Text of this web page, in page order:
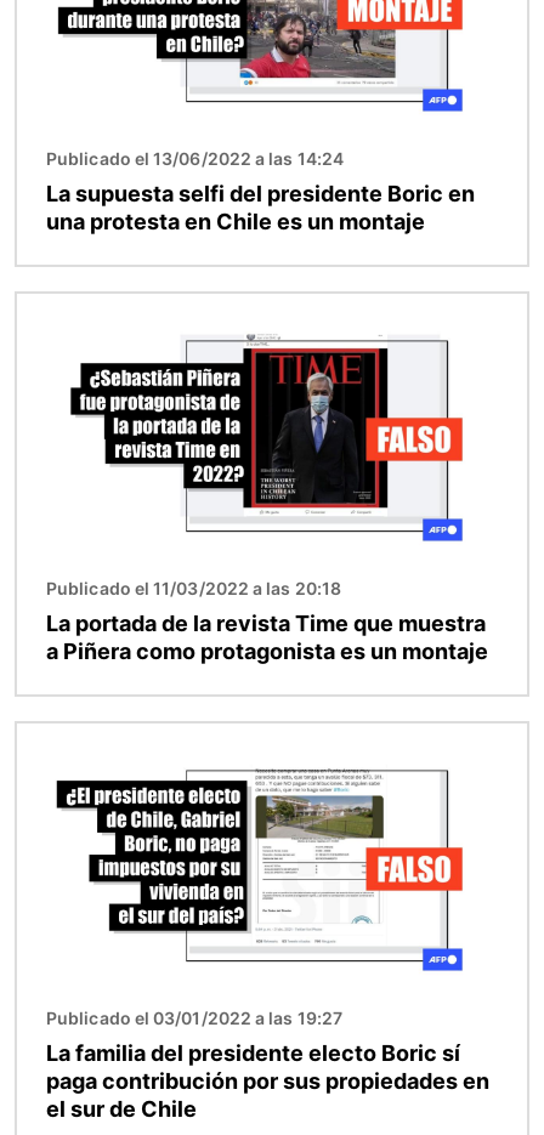
Publicado el 13/06/2022 a las 14:24
La supuesta selfi del presidente Boric en
una protesta en Chile es un montaje
Publicado el 11/03/2022 a las 20:18
La portada de la revista Time que muestra
a Piñera como protagonista es un montaje
Publicado el 03/01/2022 a las 19:27
La familia del presidente electo Boric sí
paga contribución por sus propiedades en
el sur de Chile